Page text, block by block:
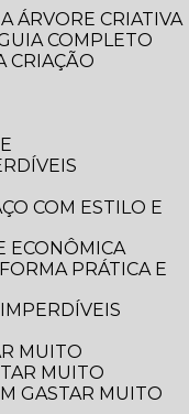
ÁRVORE CRIATIVA
COMPLETO
CRIAÇÃO
ECONÔMICA
MUITO
MUITO
GASTAR MUITO